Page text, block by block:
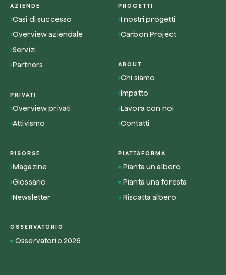
AZIENDE
Casi di successo
Overview aziendale
Servizi
Partners
PRIVATI
Overview privati
Attivismo
PROGETTI
I nostri progetti
Carbon Project
ABOUT
Chi siamo
Impatto
Lavora con noi
Contatti
RISORSE
Magazine
Glossario
Newsletter
OSSERVATORIO
Osservatorio 2026
PIATTAFORMA
Pianta un albero
Pianta una foresta
Riscatta albero